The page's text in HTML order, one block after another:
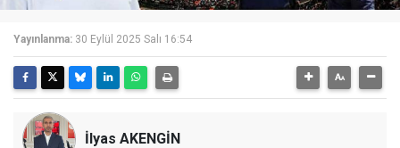
Yayınlanma: 30 Eylül 2025 Salı 16:54
İlyas AKENGİN